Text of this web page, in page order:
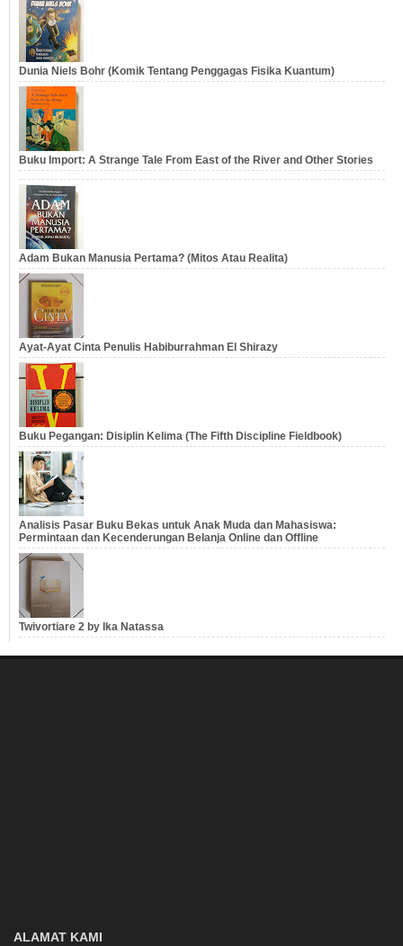
Dunia Niels Bohr (Komik Tentang Penggagas Fisika Kuantum)
Buku Import: A Strange Tale From East of the River and Other Stories
Adam Bukan Manusia Pertama? (Mitos Atau Realita)
Ayat-Ayat Cinta Penulis Habiburrahman El Shirazy
Buku Pegangan: Disiplin Kelima (The Fifth Discipline Fieldbook)
Analisis Pasar Buku Bekas untuk Anak Muda dan Mahasiswa:
Permintaan dan Kecenderungan Belanja Online dan Offline
Twivortiare 2 by Ika Natassa
ALAMAT KAMI